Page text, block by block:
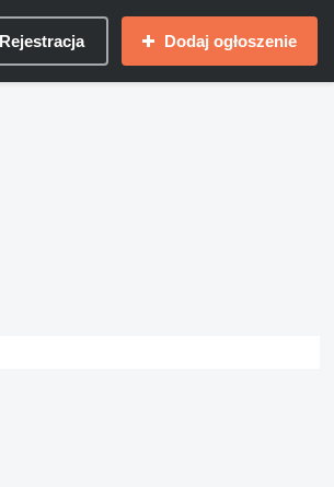
Dodaj ogłoszenie